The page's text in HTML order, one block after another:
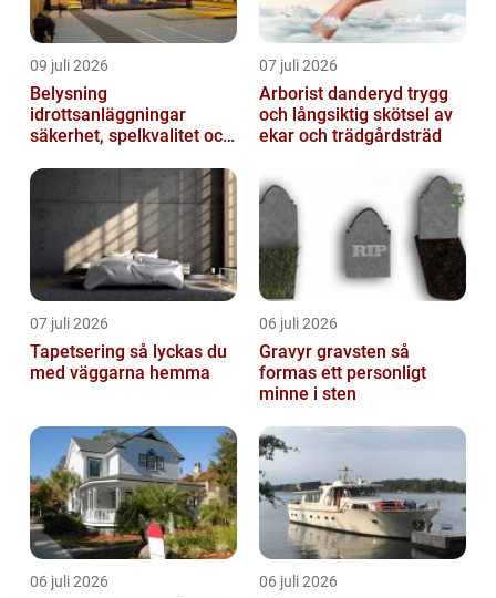
09 juli 2026
Belysning
idrottsanläggningar
säkerhet, spelkvalitet och
07 juli 2026
Arborist danderyd trygg
och långsiktig skötsel av
ekar och trädgårdsträd
07 juli 2026
Tapetsering så lyckas du
med väggarna hemma
06 juli 2026
Gravyr gravsten så
formas ett personligt
minne i sten
06 juli 2026 06 juli 2026